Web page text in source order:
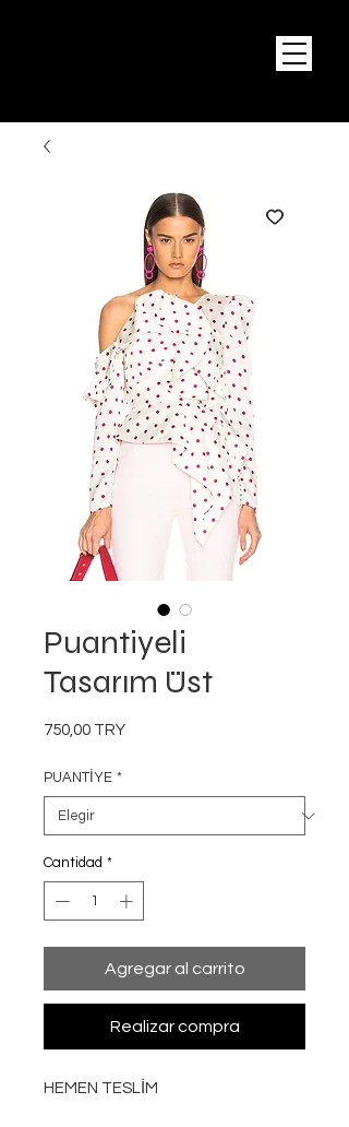
Puantiyeli
Tasarım Üst
750,00 TRYPrecio
PUANTİYE *
Cantidad *
Agregar al carrito
Realizar compra
HEMEN TESLİM